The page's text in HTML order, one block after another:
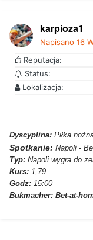
karpioza1
Napisano 16
Reputacja:
Status:
Lokalizacja:
Dyscyplina: Piłka
Spotkanie: Napoli -
Typ: Napoli wygra do
Kurs: 1,79
Godz: 15:00
Bukmacher: Bet-at-